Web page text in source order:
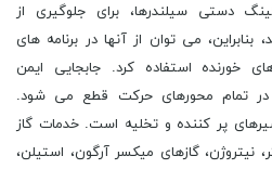
دستی سیلندرها، برای جلوگیری از
بنابراین، می توان از آنها در برنامه های
خورنده استفاده کرد. جابجایی ایمن
در تمام محورهای حرکت قطع می شود.
پر کننده و تخلیه است. خدمات گاز
نیتروژن، گازهای میکسر آرگون، استیلن،